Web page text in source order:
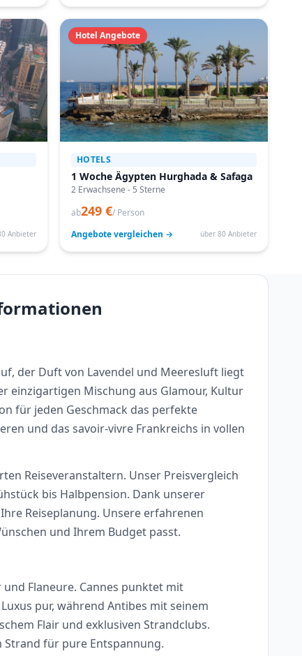
Anbieter
Hotel Angebote
HOTELS
1 Woche Ägypten Hurghada & Safaga
2 Erwachsene - 5 Sterne
ab249 €/ Person
Angebote vergleichen →
über 80 Anbieter
der Duft von Lavendel und Meeresluft liegt
einzigartigen Mischung aus Glamour, Kultur
für jeden Geschmack das perfekte
und das savoir-vivre Frankreichs in vollen
Reiseveranstaltern. Unser Preisvergleich
bis Halbpension. Dank unserer
Reiseplanung. Unsere erfahrenen
und Ihrem Budget passt.
Flaneure. Cannes punktet mit
pur, während Antibes mit seinem
Flair und exklusiven Strandclubs.
für pure Entspannung.